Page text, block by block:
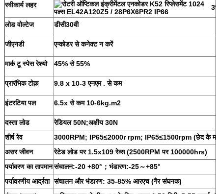
स्वीकार्य लहर
लोड वोल्टेज डीसी30वी
जीएनडी एन्कोडर से कनेक्ट न करें
मार्क टू स्पेस रेश्यो 45% से 55%
प्रारंभिक टोक़ 9.8 x 10-3 एनएम . से कम
इंटरटिया पल 6.5x से कम 10-6kg.m2
दस्ता लोड
रेडियल 50N;अक्षीय 30N
शीर्ष रेव
3000RPM; IP65≤2000r rpm; IP65≤1500rpm (छेद के
असर जीवन
रेटेड लोड पर 1.5x109 रेव्स (2500RPM पर 100000hrs)
पर्यावरण का तापमानसंचालन:-20 +80°；भंडारण:-25～+85°
पर्यावरणीय आर्द्रता संचालन और भंडारण: 35-85% आरएच (गैर संघनक)